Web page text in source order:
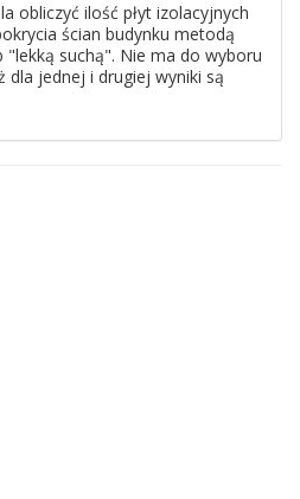
obliczyć ilość płyt izolacyjnych
ścian budynku metodą
"lekką suchą". Nie ma do wyboru
dla jednej i drugiej wyniki są